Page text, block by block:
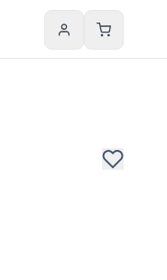
HesabımSepetim